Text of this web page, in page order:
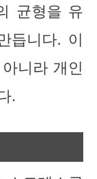
균형을 유
듭니다. 이
니라 개인
.